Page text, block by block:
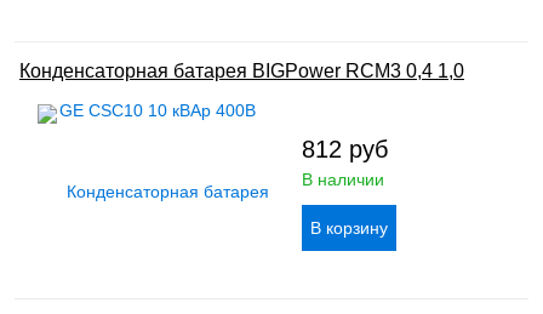
Конденсаторная батарея BIGPower RCM3 0,4 1,0
812 руб
В наличии